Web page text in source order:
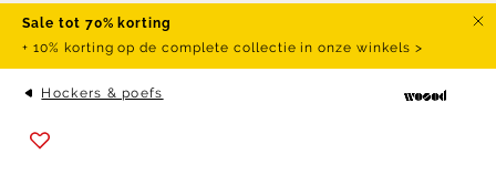
Sale tot 70% korting
+ 10% korting op de complete collectie in onze winkels >
Hockers & poefs